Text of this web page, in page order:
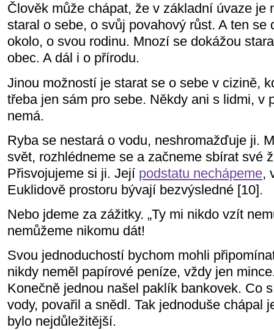
Člověk může chápat, že v základní úvaze je
staral o sebe, o svůj povahový růst. A ten se
okolo, o svou rodinu. Mnozí se dokážou
obec. A dál i o přírodu.
Jinou možností je starat se o sebe v cizině,
třeba jen sám pro sebe. Někdy ani s lidmi, v
nemá.
Ryba se nestará o vodu, neshromažďuje ji.
svět, rozhlédneme se a začneme sbírat své
Přisvojujeme si ji. Její podstatu nechápeme,
Euklidově prostoru bývají bezvýsledné [10].
Nebo jdeme za zážitky. „Ty mi nikdo vzít
nemůžeme nikomu dát!
Svou jednoduchostí bychom mohli
nikdy neměl papírové peníze, vždy jen
Konečně jednou našel paklík bankovek. Co
vody, povařil a snědl. Tak jednoduše chápal
bylo nejdůležitější.